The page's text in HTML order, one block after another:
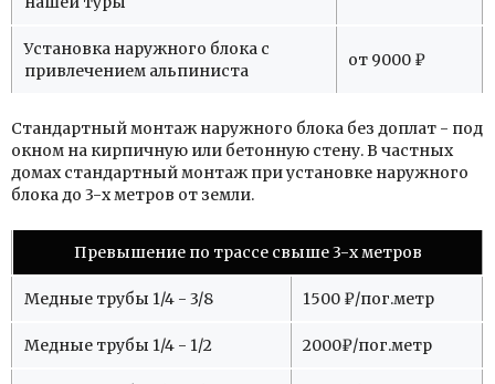
Установка наружного блока с
привлечением альпиниста
от 9000 ₽
Стандартный монтаж наружного блока без доплат - под
окном на кирпичную или бетонную стену. В частных
домах стандартный монтаж при установке наружного
блока до 3-х метров от земли.
Превышение по трассе свыше 3-х метров
Медные трубы 1/4 - 3/8 1500 ₽/пог.метр
Медные трубы 1/4 - 1/2 2000₽/пог.метр